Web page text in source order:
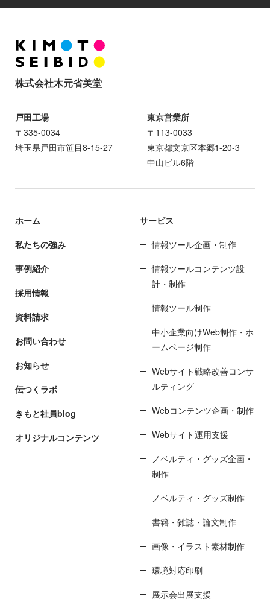
株式会社木元省美堂
戸田工場
〒335-0034
埼玉県戸田市笹目8-15-27
東京営業所
〒113-0033
東京都文京区本郷1-20-3
中山ビル6階
ホーム
私たちの強み
事例紹介
採用情報
資料請求
お問い合わせ
お知らせ
伝つくラボ
きもと社員blog
オリジナルコンテンツ
サービス
情報ツール企画・制作
情報ツールコンテンツ設
計・制作
情報ツール制作
中小企業向けWeb制作・ホ
ームページ制作
Webサイト戦略改善コンサ
ルティング
Webコンテンツ企画・制作
Webサイト運用支援
ノベルティ・グッズ企画・
制作
ノベルティ・グッズ制作
書籍・雑誌・論文制作
画像・イラスト素材制作
環境対応印刷
展示会出展支援